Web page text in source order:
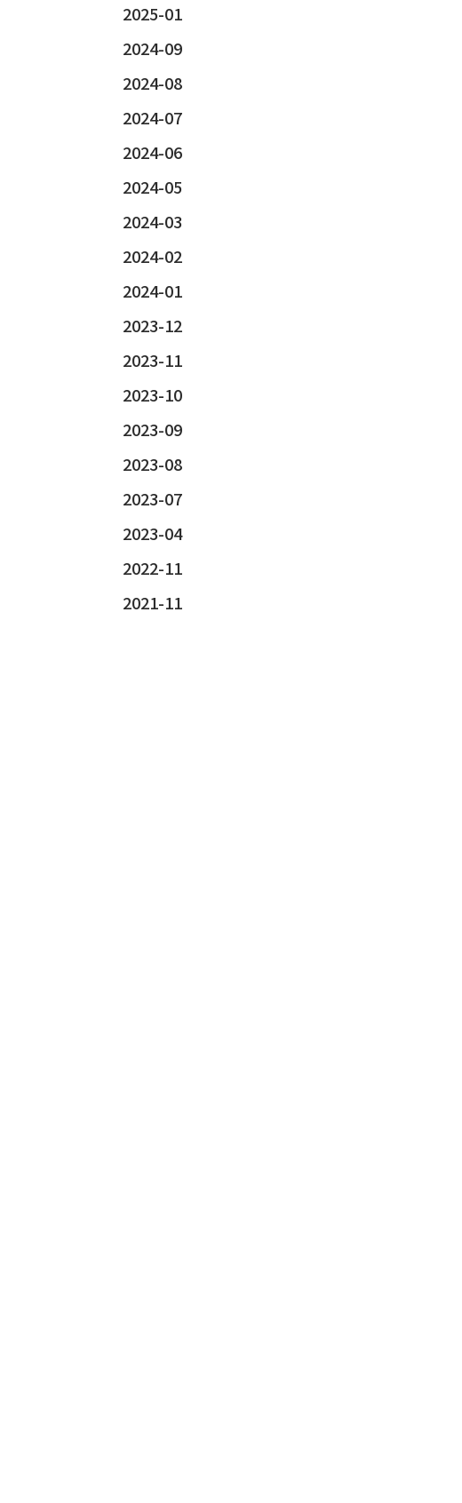
2025-01
2024-09
2024-08
2024-07
2024-06
2024-05
2024-03
2024-02
2024-01
2023-12
2023-11
2023-10
2023-09
2023-08
2023-07
2023-04
2022-11
2021-11